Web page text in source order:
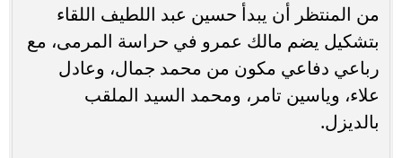
من المنتظر أن يبدأ حسين عبد اللطيف اللقاء
بتشكيل يضم مالك عمرو في حراسة المرمى، مع
رباعي دفاعي مكون من محمد جمال، وعادل
علاء، وياسين تامر، ومحمد السيد الملقب
بالديزل.